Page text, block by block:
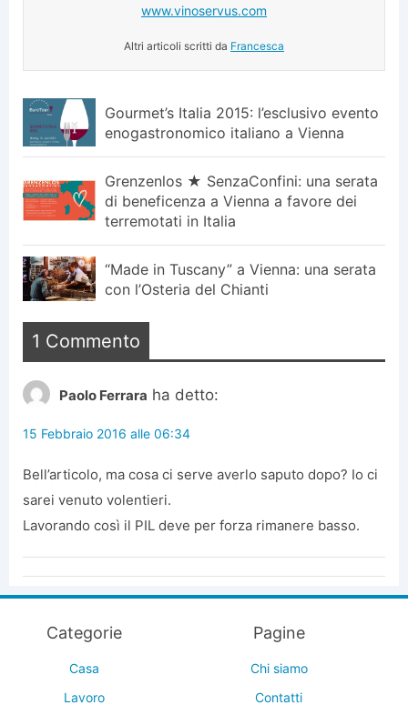
www.vinoservus.com
Altri articoli scritti da Francesca
Gourmet’s Italia 2015: l’esclusivo evento
enogastronomico italiano a Vienna
Grenzenlos ★ SenzaConfini: una serata
di beneficenza a Vienna a favore dei
terremotati in Italia
“Made in Tuscany” a Vienna: una serata
con l’Osteria del Chianti
1 Commento
Paolo Ferrara ha detto:
15 Febbraio 2016 alle 06:34
Bell’articolo, ma cosa ci serve averlo saputo dopo? Io ci
sarei venuto volentieri.
Lavorando così il PIL deve per forza rimanere basso.
Categorie
Casa
Lavoro
Pagine
Chi siamo
Contatti